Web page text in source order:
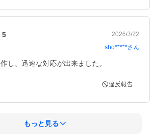
5
2026/3/22
sho*****さん
し、迅速な対応が出来ました。
違反報告
もっと見る